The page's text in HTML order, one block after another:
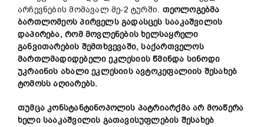
არჩევნების მომავალ მე-2 ტურში. თეოლოგებმა
ბართლომეოს პირველს გადასცეს სააკაშვილის
დაპირება,რომ მოვლენების ხელსაყრელი
განვითარების შემთხვევაში,საქართველოს
მართლმადიდებელი ეკლესიის წმინდა სინოდი
უკრაინის ახალი ეკლესიის ავტოკეფალიის შესახებ
ტომოსს აღიარებს.
თუმცა კონსტანტინოპოლის პატრიარქმა არ მოაწერა
ხელი სააკაშვილის გათავისუფლების შესახებ